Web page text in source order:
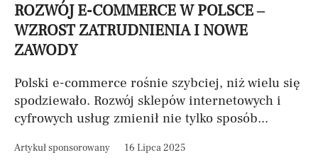
ROZWÓJ E-COMMERCE W POLSCE –
WZROST ZATRUDNIENIA I NOWE
ZAWODY
Polski e-commerce rośnie szybciej, niż wielu się
spodziewało. Rozwój sklepów internetowych i
cyfrowych usług zmienił nie tylko sposób...
Artykuł sponsorowany 16 Lipca 2025